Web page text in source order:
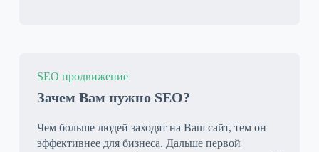
SEO продвижение
Зачем Вам нужно SEO?
Чем больше людей заходят на Ваш сайт, тем он
эффективнее для бизнеса. Дальше первой